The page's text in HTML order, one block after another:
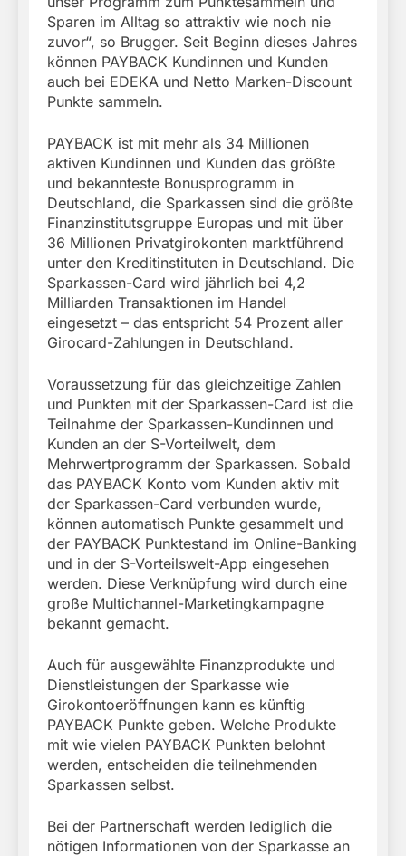
Sparen im Alltag so attraktiv wie noch nie
zuvor“, so Brugger. Seit Beginn dieses Jahres
können PAYBACK Kundinnen und Kunden
auch bei EDEKA und Netto Marken-Discount
Punkte sammeln.
PAYBACK ist mit mehr als 34 Millionen
aktiven Kundinnen und Kunden das größte
und bekannteste Bonusprogramm in
Deutschland, die Sparkassen sind die größte
Finanzinstitutsgruppe Europas und mit über
36 Millionen Privatgirokonten marktführend
unter den Kreditinstituten in Deutschland. Die
Sparkassen-Card wird jährlich bei 4,2
Milliarden Transaktionen im Handel
eingesetzt – das entspricht 54 Prozent aller
Girocard-Zahlungen in Deutschland.
Voraussetzung für das gleichzeitige Zahlen
und Punkten mit der Sparkassen-Card ist die
Teilnahme der Sparkassen-Kundinnen und
Kunden an der S-Vorteilwelt, dem
Mehrwertprogramm der Sparkassen. Sobald
das PAYBACK Konto vom Kunden aktiv mit
der Sparkassen-Card verbunden wurde,
können automatisch Punkte gesammelt und
der PAYBACK Punktestand im Online-Banking
und in der S-Vorteilswelt-App eingesehen
werden. Diese Verknüpfung wird durch eine
große Multichannel-Marketingkampagne
bekannt gemacht.
Auch für ausgewählte Finanzprodukte und
Dienstleistungen der Sparkasse wie
Girokontoeröffnungen kann es künftig
PAYBACK Punkte geben. Welche Produkte
mit wie vielen PAYBACK Punkten belohnt
werden, entscheiden die teilnehmenden
Sparkassen selbst.
Bei der Partnerschaft werden lediglich die
nötigen Informationen von der Sparkasse an